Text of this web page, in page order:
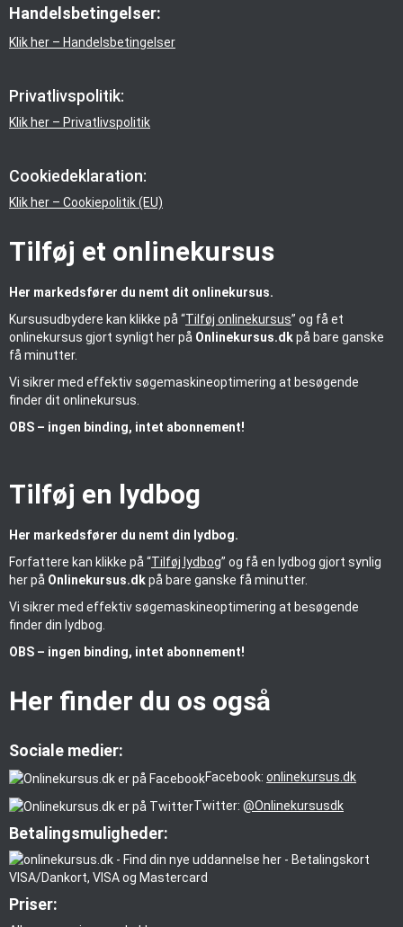
Handelsbetingelser:
Klik her – Handelsbetingelser
Privatlivspolitik:
Klik her – Privatlivspolitik
Cookiedeklaration:
Klik her – Cookiepolitik (EU)
Tilføj et onlinekursus
Her markedsfører du nemt dit onlinekursus.
Kursusudbydere kan klikke på “Tilføj onlinekursus” og få et
onlinekursus gjort synligt her på Onlinekursus.dkpå bare ganske
få minutter.
Vi sikrer med effektiv søgemaskineoptimering at besøgende
finder dit onlinekursus.
OBS – ingen binding, intet abonnement!
Tilføj en lydbog
Her markedsfører du nemt din lydbog.
Forfattere kan klikke på “Tilføj lydbog” og få en lydbog gjort synlig
her på Onlinekursus.dkpå bare ganske få minutter.
Vi sikrer med effektiv søgemaskineoptimering at besøgende
finder din lydbog.
OBS – ingen binding, intet abonnement!
Her finder du os også
Sociale medier:
Facebook: onlinekursus.dk
Twitter: @Onlinekursusdk
Betalingsmuligheder:
Priser: